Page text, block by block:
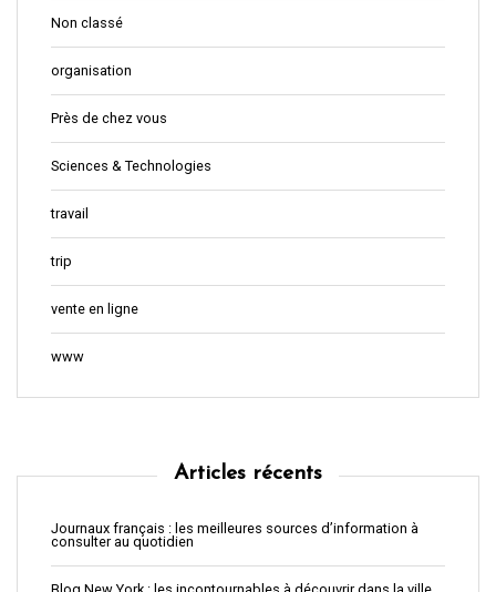
Non classé
organisation
Près de chez vous
Sciences & Technologies
travail
trip
vente en ligne
www
Articles récents
Journaux français : les meilleures sources d’information à
consulter au quotidien